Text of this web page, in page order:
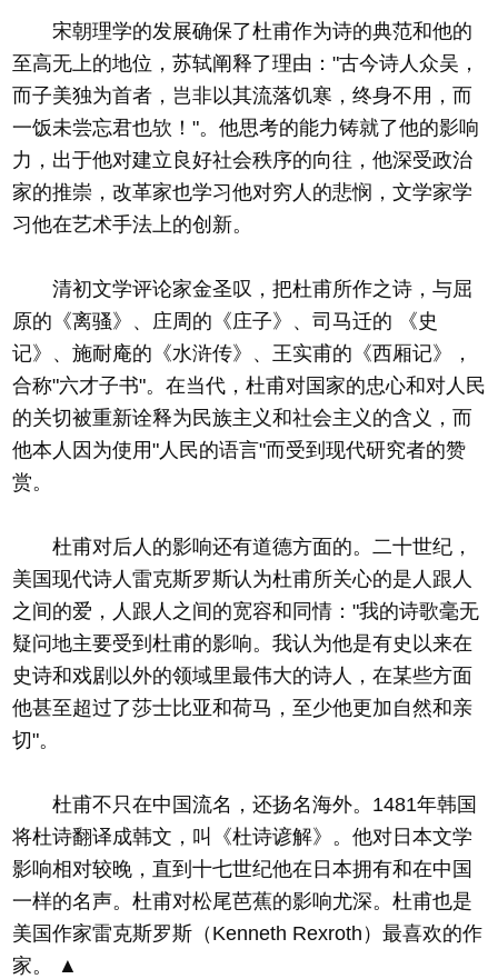
宋朝理学的发展确保了杜甫作为诗的典范和他的
至高无上的地位，苏轼阐释了理由："古今诗人众吴，
而子美独为首者，岂非以其流落饥寒，终身不用，而
一饭未尝忘君也欤！"。他思考的能力铸就了他的影响
力，出于他对建立良好社会秩序的向往，他深受政治
家的推崇，改革家也学习他对穷人的悲悯，文学家学
习他在艺术手法上的创新。
清初文学评论家金圣叹，把杜甫所作之诗，与屈
原的《离骚》、庄周的《庄子》、司马迁的 《史
记》、施耐庵的《水浒传》、王实甫的《西厢记》，
合称"六才子书"。在当代，杜甫对国家的忠心和对人民
的关切被重新诠释为民族主义和社会主义的含义，而
他本人因为使用"人民的语言"而受到现代研究者的赞
赏。
杜甫对后人的影响还有道德方面的。二十世纪，
美国现代诗人雷克斯罗斯认为杜甫所关心的是人跟人
之间的爱，人跟人之间的宽容和同情："我的诗歌毫无
疑问地主要受到杜甫的影响。我认为他是有史以来在
史诗和戏剧以外的领域里最伟大的诗人，在某些方面
他甚至超过了莎士比亚和荷马，至少他更加自然和亲
切"。
杜甫不只在中国流名，还扬名海外。1481年韩国
将杜诗翻译成韩文，叫《杜诗谚解》。他对日本文学
影响相对较晚，直到十七世纪他在日本拥有和在中国
一样的名声。杜甫对松尾芭蕉的影响尤深。杜甫也是
美国作家雷克斯罗斯（Kenneth Rexroth）最喜欢的作
家。 ▲